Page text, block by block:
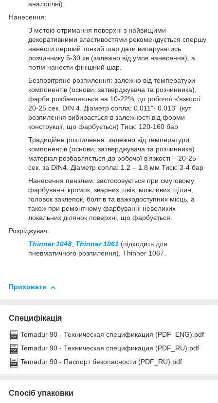
аналогічні).
Нанесення:
З метою отримання поверхні з найвищими
декоративними властивостями рекомендується спершу
нанести перший тонкий шар дати випаруватись
розчиннику 5-30 хв (залежно від умов нанесення), а
потім нанести фінішний шар.
Безповітряне розпилення: залежно від температури
компонентів (основи, затверджувача та розчинника),
фарба розбавляється на 10-22%, до робочої в'язкості
20-25 сек. DIN 4. Діаметр сопла: 0.011"- 0.013" (кут
розпилення вибирається в залежності від форми
конструкції, що фарбується) Тиск: 120-160 бар
Традиційне розпилення: залежно від температури
компонентів (основи, затверджувача та розчинника)
матеріал розбавляється до робочої в'язкості – 20-25
сек. за DIN4. Діаметр сопла: 1.2 – 1.8 мм Тиск: 3-4 бар
Нанесення пензлем: застосовується при смуговому
фарбуванні кромок, зварних швів, можливих щілин,
головок заклепок, болтів та важкодоступних місць, а
також при ремонтному фарбуванні невеликих
локальних ділянок поверхні, що фарбується.
Розріджувач:
Thinner 1048, Thinner 1061 (підходить для
пневматичного розпилення), Thinner 1067.
Приховати
Специфікація
Temadur 90 - Техническая спецификация (PDF_ENG).pdf
Temadur 90 - Техническая спецификация (PDF_RU).pdf
Temadur 90 - Паспорт безопасности (PDF_RU).pdf
Спосіб упаковки